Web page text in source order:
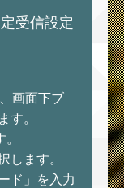
受信設定
画面下ブ
す。
します。
ド」を入力